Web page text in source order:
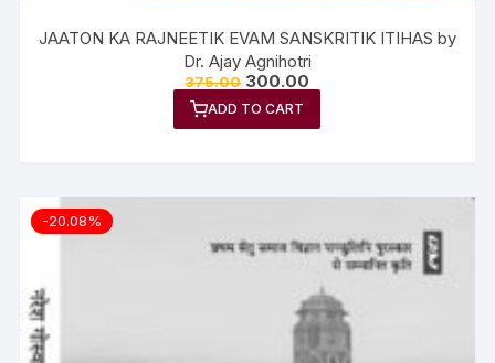
JAATON KA RAJNEETIK EVAM SANSKRITIK ITIHAS by
Dr. Ajay Agnihotri
375.00 300.00
ADD TO CART
-20.08%